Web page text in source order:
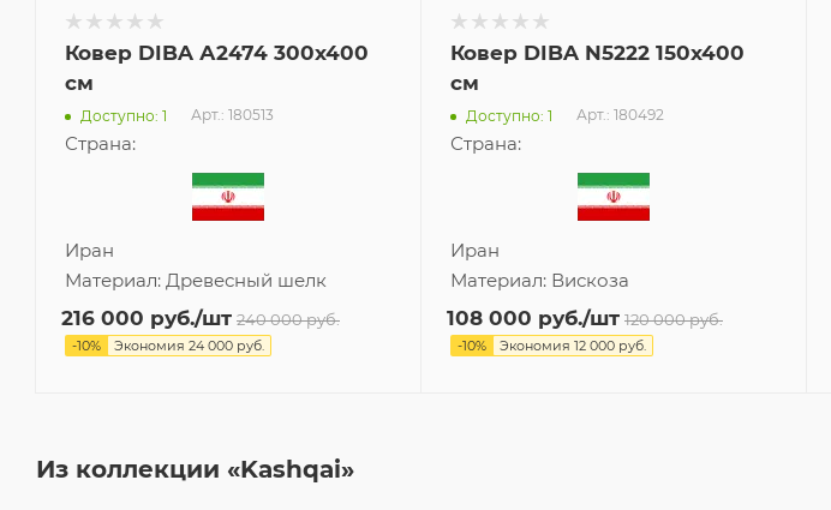
Ковер DIBA А2474 300x400
см
Доступно: 1 Арт.: 180513
Страна:
Иран
Материал: Древесный шелк
216 000 руб./шт 240 000руб.
-10% Экономия 24 000 руб.
Ковер DIBA N5222 150x400
см
Доступно: 1 Арт.: 180492
Страна:
Иран
Материал: Вискоза
108 000 руб./шт 120 000руб.
-10% Экономия 12 000 руб.
Из коллекции «Kashqai»